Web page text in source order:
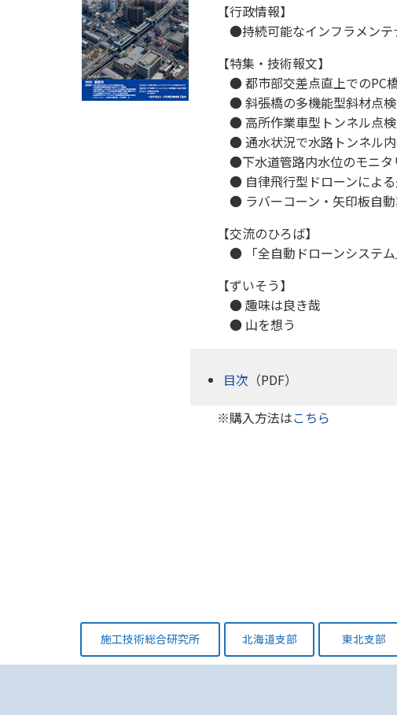
【行政情報】
●持続可能なインフラメンテ
【特集・技術報文】
● 都市部交差点直上でのPC
● 斜張橋の多機能型斜材点
● 高所作業車型トンネル点
● 通水状況で水路トンネル
●下水道管路内水位のモニタ
● 自律飛行型ドローンによ
● ラバーコーン・矢印板自
【交流のひろば】
● 「全自動ドローンシステ
【ずいそう】
● 趣味は良き哉
● 山を想う
目次 （PDF）
※購入方法はこちら
施工技術総合研究所 北海道支部 東北支部